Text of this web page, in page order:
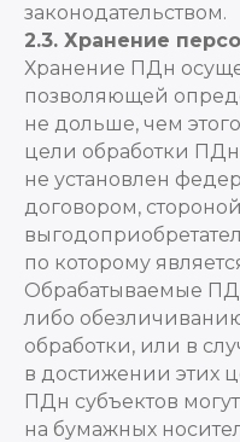
законодательством.
2.3. Хранение
Хранение ПДн
позволяющей
не дольше, чем
цели обработки
не установлен
договором,
по которому
Обрабатываемые
либо
обработки, или в
в достижении этих
ПДн субъектов
на бумажных